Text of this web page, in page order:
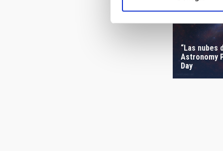
“Las nubes
Astronomy
Day